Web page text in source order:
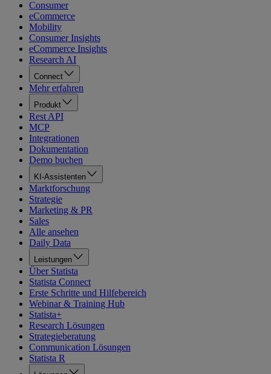
Consumer
eCommerce
Mobility
Consumer Insights
eCommerce Insights
Research AI
Connect
Mehr erfahren
Produkt
Rest API
MCP
Integrationen
Dokumentation
Demo buchen
KI-Assistenten
Marktforschung
Strategie
Marketing & PR
Sales
Alle ansehen
Daily Data
Leistungen
Über Statista
Statista Connect
Erste Schritte und Hilfebereich
Webinar & Training Hub
Statista+
Research Lösungen
Strategieberatung
Communication Lösungen
Statista R